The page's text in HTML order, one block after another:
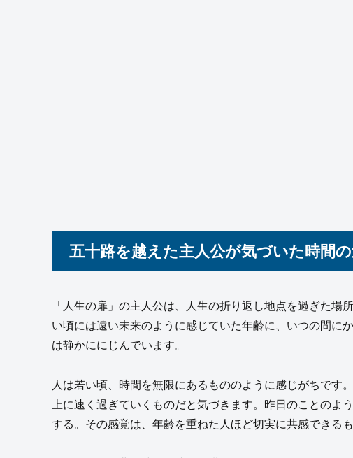
五十路を越えた主人公が気づいた時間の
「人生の扉」の主人公は、人生の折り返し地点を過ぎた
い頃には遠い未来のように感じていた年齢に、いつの間に
は静かににじんでいます。
人は若い頃、時間を無限にあるもののように感じがちです
上に速く過ぎていくものだと気づきます。昨日のことのよ
する。その感覚は、年齢を重ねた人ほど切実に共感できる